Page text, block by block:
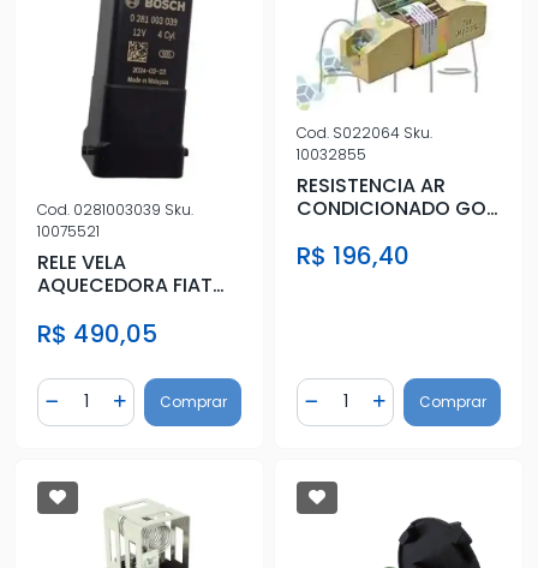
Cod. 0281003039 Sku.
10075521
RELE VELA
AQUECEDORA FIAT
R$ 490,05
Diminuir Quantidade
Quantidade
Adicionar Quantidade
Comprar
Cod. S022064 Sku.
10032855
RESISTENCIA AR
CONDICIONADO GOL
R$ 196,40
Diminuir Quantidade
Quantidade
AdicionarComprar